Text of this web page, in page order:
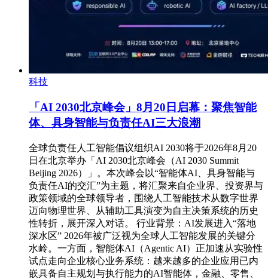
科技
「AI 2030北京峰会」8月20日启幕：聚焦智能
体、具身智能与负责任AI三大浪潮
全球负责任人工智能倡议组织AI 2030将于2026年8月20
日在北京举办「AI 2030北京峰会（AI 2030 Summit
Beijing 2026）」。本次峰会以“智能体AI、具身智能与
负责任AI的交汇”为主题，将汇聚来自企业界、投资界与
政策领域的全球领导者，围绕人工智能技术从数字世界
迈向物理世界、从辅助工具演变为自主决策系统的历史
性转折，展开深入对话。 行业背景：AI发展进入“落地
深水区” 2026年被广泛视为全球人工智能发展的关键分
水岭。一方面，智能体AI（Agentic AI）正加速从实验性
试点走向企业核心业务系统：越来越多的企业应用已内
嵌具备自主规划与执行能力的AI智能体，金融、零售、